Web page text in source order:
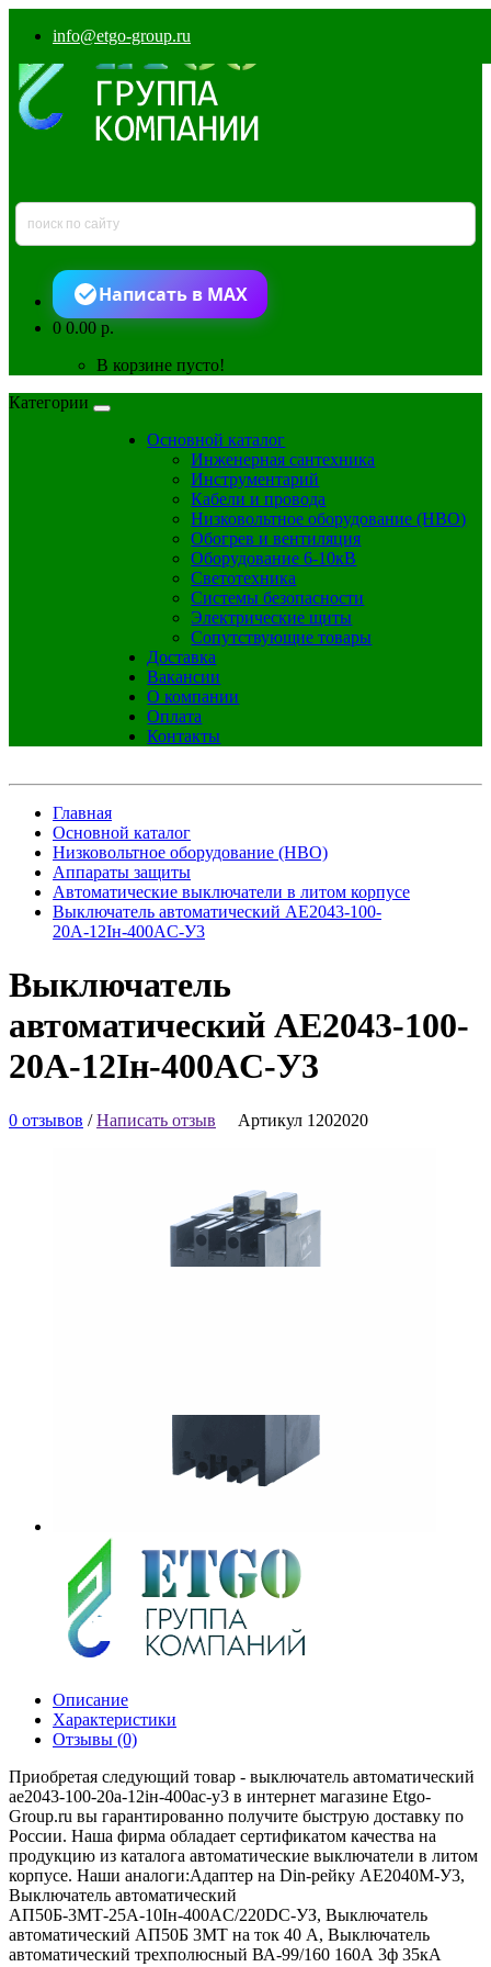
info@etgo-group.ru
Написать в MAX
00.00 р.
В корзине пусто!
Категории
Основной каталог
Инженерная сантехника
Инструментарий
Кабели и провода
Низковольтное оборудование (НВО)
Обогрев и вентиляция
Оборудование 6-10кВ
Светотехника
Системы безопасности
Электрические щиты
Сопутствующие товары
Доставка
Вакансии
О компании
Оплата
Контакты
Главная
Основной каталог
Низковольтное оборудование (НВО)
Аппараты защиты
Автоматические выключатели в литом корпусе
Выключатель автоматический АЕ2043-100-
20А-12Iн-400AC-У3
Выключатель
автоматический АЕ2043-100-
20А-12Iн-400AC-У3
0 отзывов /Написать отзыв Артикул 1202020
Описание
Характеристики
Отзывы (0)
Приобретая следующий товар - выключатель автоматический
ае2043-100-20а-12iн-400ac-у3 в интернет магазине Etgo-
Group.ru вы гарантированно получите быструю доставку по
России. Наша фирма обладает сертификатом качества на
продукцию из каталога автоматические выключатели в литом
корпусе. Наши аналоги:Адаптер на Din-рейку АЕ2040М-У3,
Выключатель автоматический
АП50Б-3МТ-25А-10Iн-400AС/220DC-УЗ, Выключатель
автоматический АП50Б 3МТ на ток 40 A, Выключатель
автоматический трехполюсный ВА-99/160 160А 3ф 35кА